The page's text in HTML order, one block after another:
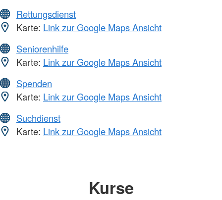
Rettungsdienst
Karte: Link zur Google Maps Ansicht
Seniorenhilfe
Karte: Link zur Google Maps Ansicht
Spenden
Karte: Link zur Google Maps Ansicht
Suchdienst
Karte: Link zur Google Maps Ansicht
Kurse